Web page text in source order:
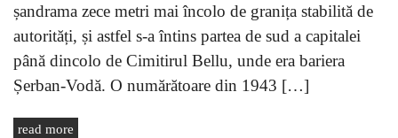
șandrama zece metri mai încolo de granița stabilită de
autorități, și astfel s-a întins partea de sud a capitalei
până dincolo de Cimitirul Bellu, unde era bariera
Șerban-Vodă. O numărătoare din 1943 […]
read more